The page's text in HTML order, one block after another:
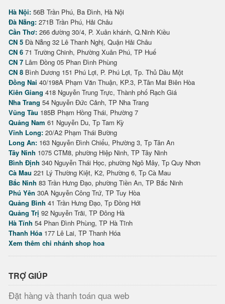
Hà Nội: 56B Trần Phú, Ba Đình, Hà Nội
Đà Nẵng: 271B Trần Phú, Hải Châu
Cần Thơ: 266 đường 30/4, P. Xuân khánh, Q.Ninh Kiều
CN 5 Đà Nẵng 32 Lê Thanh Nghị, Quận Hải Châu
CN 6 71 Trường Chinh, Phường Xuân Phú, TP Huế
CN 7 Lâm Đồng 05 Phan Đình Phùng
CN 8 Bình Dương 151 Phú Lợi, P. Phú Lợi, Tp. Thủ Dầu Một
Đồng Nai 40/198A Phạm Văn Thuận, KP.3, P.Tân Mai Biên Hòa
Kiên Giang 418 Nguyễn Trung Trực, Thành phố Rạch Giá
Nha Trang 54 Nguyễn Đức Cảnh, TP Nha Trang
Vũng Tàu 185B Phạm Hồng Thái, Phường 7
Quảng Nam 61 Nguyễn Du, Tp Tam Kỳ
Vĩnh Long: 20/A2 Phạm Thái Bường
Long An: 163 Nguyễn Đình Chiểu, Phường 3, Tp Tân An
Tây Ninh 1075 CTM8, phường Hiệp Ninh, TP Tây Ninh
Bình Định 340 Nguyễn Thái Học, phường Ngô Mây, Tp Quy Nhơn
Cà Mau 221 Lý Thường Kiệt, K2, Phường 6, Tp Cà Mau
Bắc Ninh 83 Trần Hưng Đạo, phường Tiền An, TP Bắc Ninh
Phú Yên 30A Nguyễn Công Trứ, TP Tuy Hòa
Quảng Bình 41 Trần Hưng Đạo, Tp Đồng Hới
Quảng Trị 92 Nguyễn Trãi, TP Đông Hà
Hà Tĩnh 54 Phan Đình Phùng, TP Hà Tĩnh
Thanh Hóa 177 Lê Lai, TP Thanh Hóa
Xem thêm chi nhánh shop hoa
TRỢ GIÚP
Đặt hàng và thanh toán qua web